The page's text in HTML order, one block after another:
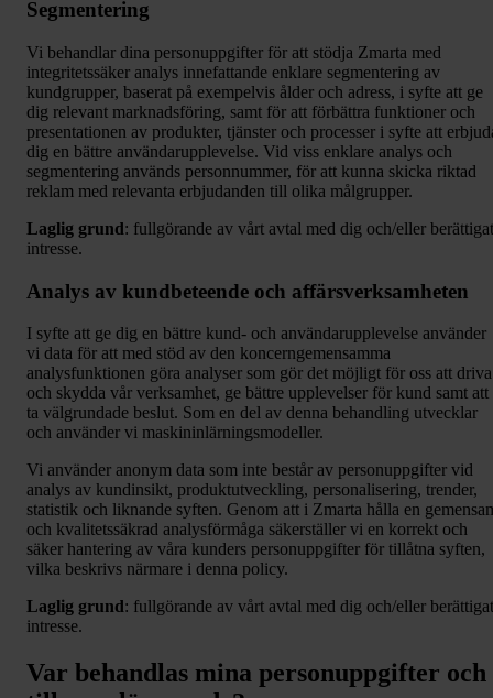
Segmentering
Vi behandlar dina personuppgifter för att stödja Zmarta med
integritetssäker analys innefattande enklare segmentering av
kundgrupper, baserat på exempelvis ålder och adress, i syfte att ge
dig relevant marknadsföring, samt för att förbättra funktioner och
presentationen av produkter, tjänster och processer i syfte att
dig en bättre användarupplevelse. Vid viss enklare analys och
segmentering används personnummer, för att kunna skicka riktad
reklam med relevanta erbjudanden till olika målgrupper.
Laglig grund: fullgörande av vårt avtal med dig och/eller berättigat
intresse.
Analys av kundbeteende och affärsverksamheten
I syfte att ge dig en bättre kund- och användarupplevelse använder
vi data för att med stöd av den koncerngemensamma
analysfunktionen göra analyser som gör det möjligt för oss att driva
och skydda vår verksamhet, ge bättre upplevelser för kund samt att
ta välgrundade beslut. Som en del av denna behandling utvecklar
och använder vi maskininlärningsmodeller.
Vi använder anonym data som inte består av personuppgifter vid
analys av kundinsikt, produktutveckling, personalisering, trender,
statistik och liknande syften. Genom att i Zmarta hålla en
och kvalitetssäkrad analysförmåga säkerställer vi en korrekt och
säker hantering av våra kunders personuppgifter för tillåtna syften,
vilka beskrivs närmare i denna policy.
Laglig grund: fullgörande av vårt avtal med dig och/eller berättigat
intresse.
Var behandlas mina personuppgifter och